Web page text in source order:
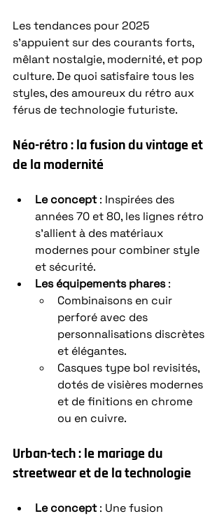
Les tendances pour 2025
s’appuient sur des courants forts,
mêlant nostalgie, modernité, et pop
culture. De quoi satisfaire tous les
styles, des amoureux du rétro aux
férus de technologie futuriste.
Néo-rétro : la fusion du vintage et
de la modernité
Le concept : Inspirées des
années 70 et 80, les lignes rétro
s’allient à des matériaux
modernes pour combiner style
et sécurité.
Les équipements phares :
Combinaisons en cuir
perforé avec des
personnalisations discrètes
et élégantes.
Casques type bol revisités,
dotés de visières modernes
et de finitions en chrome
ou en cuivre.
Urban-tech : le mariage du
streetwear et de la technologie
Le concept : Une fusion